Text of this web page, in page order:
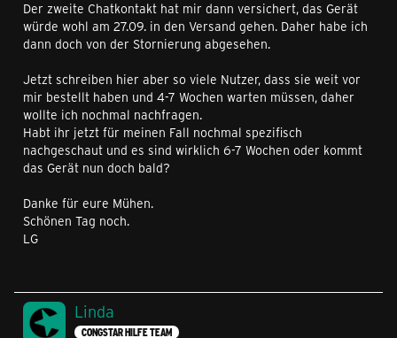
Der zweite Chatkontakt hat mir dann versichert, das Gerät
würde wohl am 27.09. in den Versand gehen. Daher habe ich
dann doch von der Stornierung abgesehen.
Jetzt schreiben hier aber so viele Nutzer, dass sie weit vor
mir bestellt haben und 4-7 Wochen warten müssen, daher
wollte ich nochmal nachfragen.
Habt ihr jetzt für meinen Fall nochmal spezifisch
nachgeschaut und es sind wirklich 6-7 Wochen oder kommt
das Gerät nun doch bald?
Danke für eure Mühen.
Schönen Tag noch.
LG
Linda
CONGSTAR HILFE TEAM